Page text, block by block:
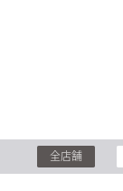
全店舗